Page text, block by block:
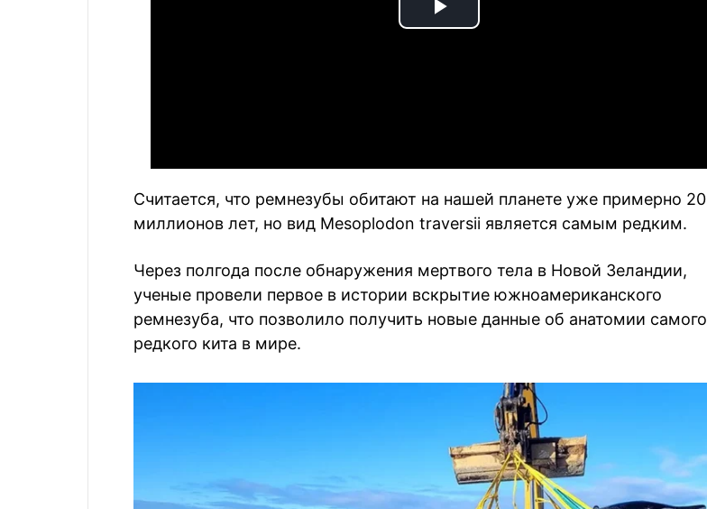
Play
Считается, что ремнезубы обитают на нашей планете уже примерно 20
миллионов лет, но вид Mesoplodon traversii является самым редким.
Через полгода после обнаружения мертвого тела в Новой Зеландии,
ученые провели первое в истории вскрытие южноамериканского
ремнезуба, что позволило получить новые данные об анатомии самого
редкого кита в мире.